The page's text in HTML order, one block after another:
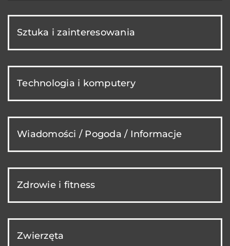
Sztuka i zainteresowania
Technologia i komputery
Wiadomości / Pogoda / Informacje
Zdrowie i fitness
Zwierzęta